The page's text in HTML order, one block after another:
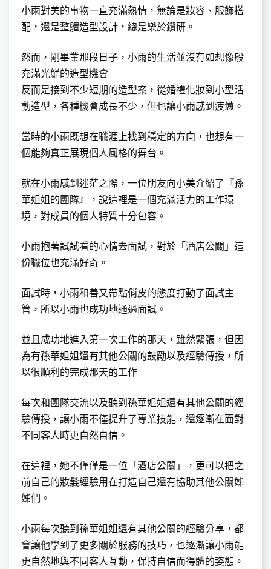
小雨對美的事物一直充滿熱情，無論是妝容、服飾搭
配，還是整體造型設計，總是樂於鑽研。
然而，剛畢業那段日子，小雨的生活並沒有如想像般
充滿光鮮的造型機會
反而是接到不少短期的造型案，從婚禮化妝到小型活
動造型，各種機會成長不少，但也讓小雨感到疲憊。
當時的小雨既想在職涯上找到穩定的方向，也想有一
個能夠真正展現個人風格的舞台。
就在小雨感到迷茫之際，一位朋友向小美介紹了『孫
華姐姐的團隊』，說這裡是一個充滿活力的工作環
境，對成員的個人特質十分包容。
小雨抱著試試看的心情去面試，對於「酒店公關」這
份職位也充滿好奇。
面試時，小雨和善又帶點俏皮的態度打動了面試主
管，所以小雨也成功地通過面試。
並且成功地進入第一次工作的那天，雖然緊張，但因
為有孫華姐姐還有其他公關的鼓勵以及經驗傳授，所
以很順利的完成那天的工作
每次和團隊交流以及聽到孫華姐姐還有其他公關的經
驗傳授，讓小雨不僅提升了專業技能，還逐漸在面對
不同客人時更自然自信。
在這裡，她不僅僅是一位「酒店公關」，更可以把之
前自己的妝髮經驗用在打造自己還有協助其他公關姊
姊們。
小雨每次聽到孫華姐姐還有其他公關的經驗分享，都
會讓他學到了更多關於服務的技巧，也逐漸讓小雨能
更自然地與不同客人互動，保持自信而得體的姿態。